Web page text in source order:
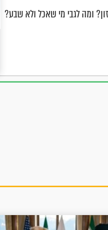
ומה לגבי מי שאכל ולא שבע?